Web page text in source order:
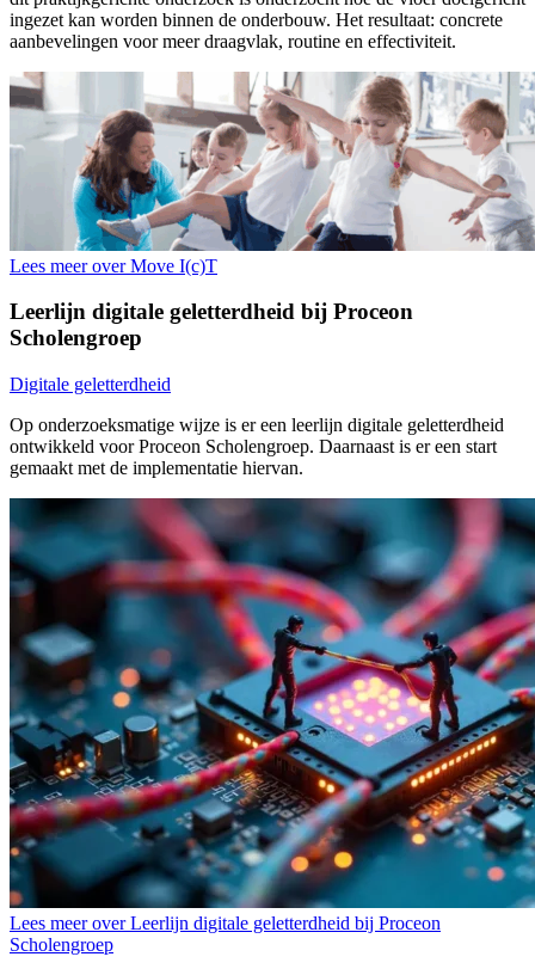
ingezet kan worden binnen de onderbouw. Het resultaat: concrete
aanbevelingen voor meer draagvlak, routine en effectiviteit.
Lees meer over Move I(c)T
Leerlijn digitale geletterdheid bij Proceon
Scholengroep
Digitale geletterdheid
Op onderzoeksmatige wijze is er een leerlijn digitale geletterdheid
ontwikkeld voor Proceon Scholengroep. Daarnaast is er een start
gemaakt met de implementatie hiervan.
Lees meer over Leerlijn digitale geletterdheid bij Proceon
Scholengroep